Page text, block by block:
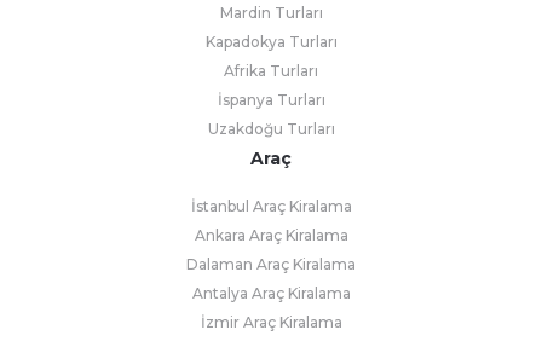
Mardin Turları
Kapadokya Turları
Afrika Turları
İspanya Turları
Uzakdoğu Turları
Araç
İstanbul Araç Kiralama
Ankara Araç Kiralama
Dalaman Araç Kiralama
Antalya Araç Kiralama
İzmir Araç Kiralama